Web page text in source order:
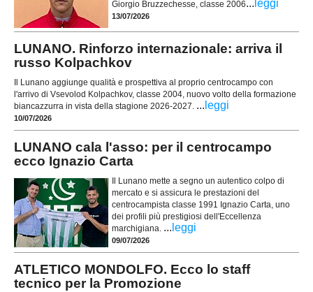
Giorgio Bruzzechesse, classe 2006... leggi
13/07/2026
LUNANO. Rinforzo internazionale: arriva il
russo Kolpachkov
Il Lunano aggiunge qualità e prospettiva al proprio centrocampo con
l'arrivo di Vsevolod Kolpachkov, classe 2004, nuovo volto della formazione
biancazzurra in vista della stagione 2026-2027. ... leggi
10/07/2026
LUNANO cala l'asso: per il centrocampo
ecco Ignazio Carta
Il Lunano mette a segno un autentico colpo di
mercato e si assicura le prestazioni del
centrocampista classe 1991 Ignazio Carta, uno
dei profili più prestigiosi dell'Eccellenza
marchigiana. ... leggi
09/07/2026
ATLETICO MONDOLFO. Ecco lo staff
tecnico per la Promozione